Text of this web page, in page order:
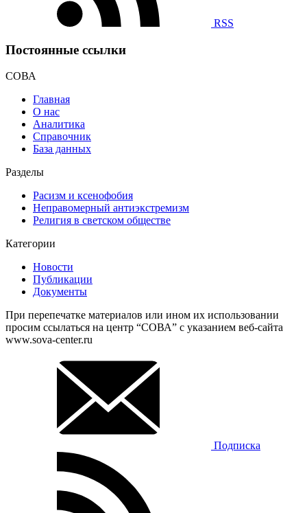
RSS
Постоянные ссылки
СОВА
Главная
О нас
Аналитика
Справочник
База данных
Разделы
Расизм и ксенофобия
Неправомерный антиэкстремизм
Религия в светском обществе
Категории
Новости
Публикации
Документы
При перепечатке материалов или ином их использовании
просим ссылаться на центр “СОВА” с указанием веб-сайта
www.sova-center.ru
Подписка